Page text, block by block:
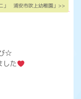
」 浦安市吹上幼稚園」>>
☆
した